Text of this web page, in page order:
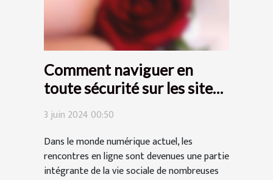
Comment naviguer en
toute sécurité sur les sites
de rencontres
occasionnelles
3 juin 2024 00:50
Dans le monde numérique actuel, les
rencontres en ligne sont devenues une partie
intégrante de la vie sociale de nombreuses